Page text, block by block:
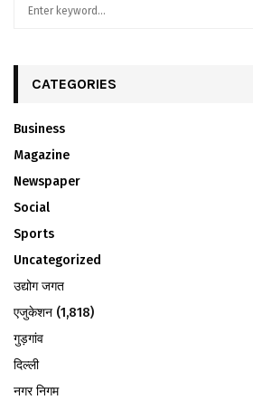
o
r
:
CATEGORIES
Business
Magazine
Newspaper
Social
Sports
Uncategorized
उद्योग जगत
एजुकेशन (1,818)
गुड़गांव
दिल्ली
नगर निगम